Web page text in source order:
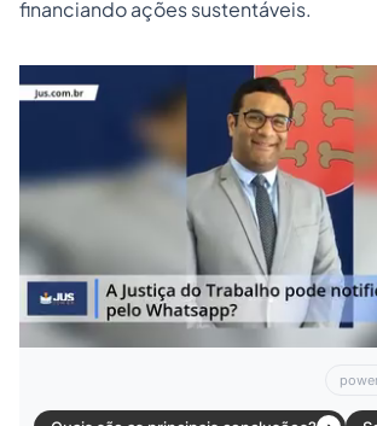
financiando ações sustentáveis.